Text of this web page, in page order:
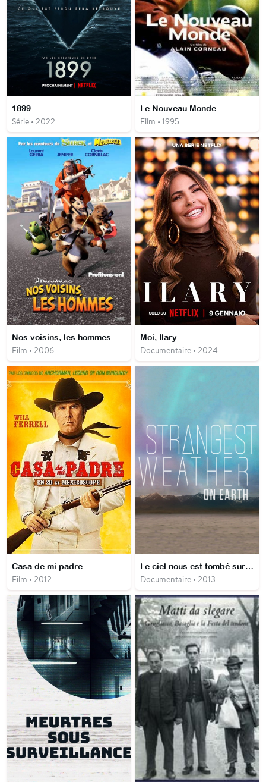
1899
Série • 2022
Le Nouveau Monde
Film • 1995
Nos voisins, les hommes
Film • 2006
Moi, Ilary
Documentaire • 2024
Casa de mi padre
Film • 2012
Le ciel nous est tombé sur la tête
Documentaire • 2013